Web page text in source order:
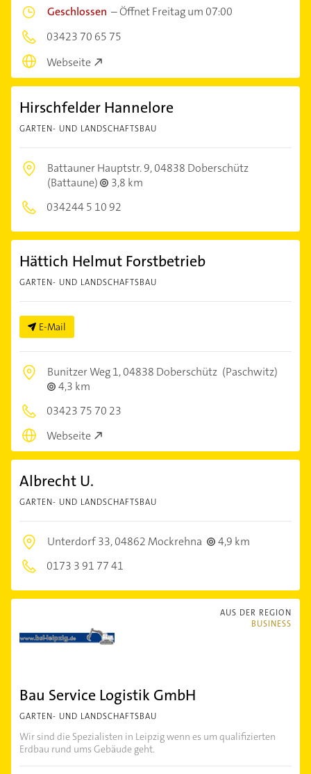
Geschlossen –Öffnet Freitag um 07:00
03423 70 65 75
Webseite
Hirschfelder Hannelore
GARTEN- UND LANDSCHAFTSBAU
Battauner Hauptstr. 9,04838 Doberschütz
(Battaune)
3,8 km
034244 5 10 92
Hättich Helmut Forstbetrieb
GARTEN- UND LANDSCHAFTSBAU
E-Mail
Bunitzer Weg 1,04838 Doberschütz (Paschwitz)
4,3 km
03423 75 70 23
Webseite
Albrecht U.
GARTEN- UND LANDSCHAFTSBAU
Unterdorf 33,04862 Mockrehna
4,9 km
0173 3 91 77 41
AUS DER REGION
BUSINESS
Bau Service Logistik GmbH
GARTEN- UND LANDSCHAFTSBAU
Wir sind die Spezialisten in Leipzig wenn es um qualifizierten
Erdbau rund ums Gebäude geht.